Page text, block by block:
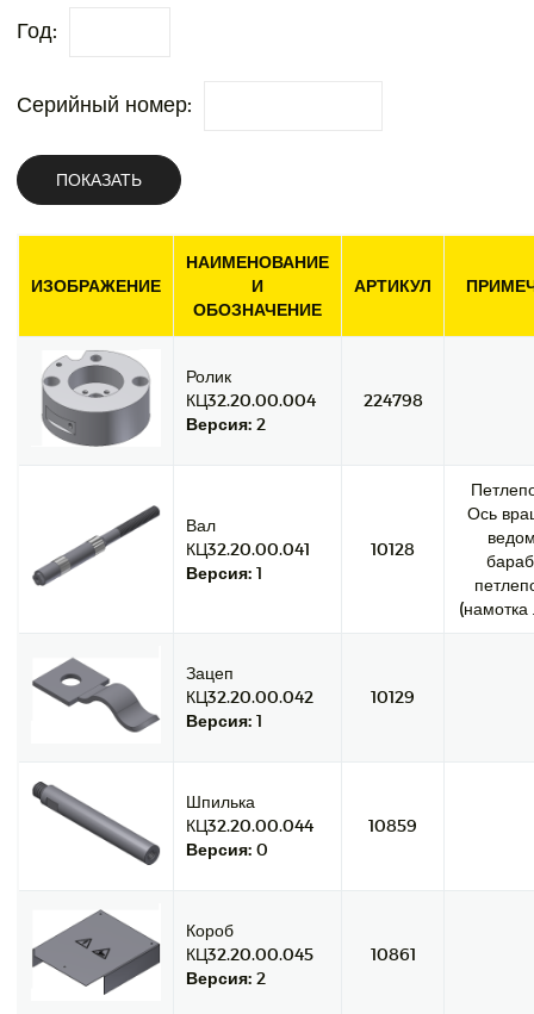
Год:
Серийный номер:
ПОКАЗАТЬ
ИЗОБРАЖЕНИЕ
НАИМЕНОВАНИЕ
И
ОБОЗНАЧЕНИЕ
АРТИКУЛ
Ролик
КЦ32.20.00.004
Версия: 2
224798
Вал
КЦ32.20.00.041
Версия: 1
10128
Ось
Зацеп
КЦ32.20.00.042
Версия: 1
10129
Шпилька
КЦ32.20.00.044
Версия: 0
10859
Короб
КЦ32.20.00.045
Версия: 2
10861